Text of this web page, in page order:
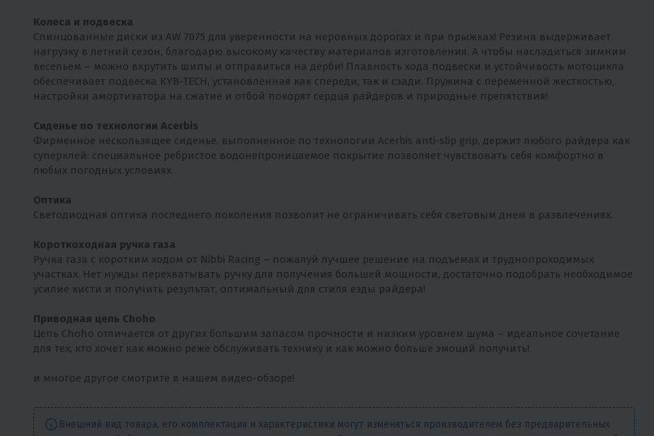
Колеса и подвеска
Спинцованные диски из AW 7075 для уверенности на неровных дорогах и при прыжках! Резина выдерживает
нагрузку в летний сезон, благодарю высокому качеству материалов изготовления. А чтобы насладиться зимним
весельем – можно вкрутить шипы и отправиться на дёрби! Плавность хода подвески и устойчивость мотоцикла
обеспечивает подвеска KYB-TECH, установленная как спереди, так и сзади. Пружина с переменной жесткостью,
настройки амортизатора на сжатие и отбой покорят сердца райдеров и природные препятствия!
Сиденье по технологии Acerbis
Фирменное нескользящее сиденье, выполненное по технологии Acerbis anti-slip grip, держит любого райдера как
суперклей: специальное ребристое водонепроницаемое покрытие позволяет чувствовать себя комфортно в
любых погодных условиях.
Оптика
Светодиодная оптика последнего поколения позволит не ограничивать себя световым днем в развлечениях.
Короткоходная ручка газа
Ручка газа с коротким ходом от Nibbi Racing – пожалуй лучшее решение на подъемах и труднопроходимых
участках. Нет нужды перехватывать ручку для получения большей мощности, достаточно подобрать необходимое
усилие кисти и получить результат, оптимальный для стиля езды райдера!
Приводная цепь Choho
Цепь Choho отличается от других большим запасом прочности и низким уровнем шума – идеальное сочетание
для тех, кто хочет как можно реже обслуживать технику и как можно больше эмоций получить!
и многое другое смотрите в нашем видео-обзоре!
Внешний вид товара, его комплектация и характеристики могут изменяться производителем без предварительных